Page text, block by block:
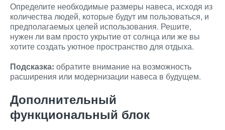
Определите необходимые размеры навеса, исходя из
количества людей, которые будут им пользоваться, и
предполагаемых целей использования. Решите,
нужен ли вам просто укрытие от солнца или же вы
хотите создать уютное пространство для отдыха.
Подсказка: обратите внимание на возможность
расширения или модернизации навеса в будущем.
Дополнительный
функциональный блок